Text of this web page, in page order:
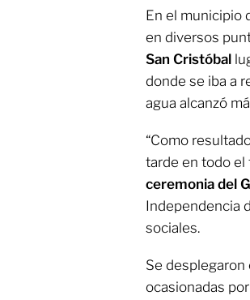
En el municipio
en diversos
San Cristóbal
donde se iba a
agua alcanzó
“Como
tarde en todo
ceremonia del
Independencia
sociales.
Se desplegaron
ocasionadas